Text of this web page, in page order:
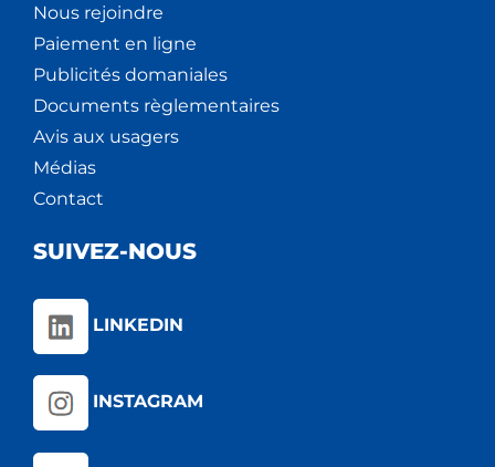
Nous rejoindre
Paiement en ligne
Publicités domaniales
Documents règlementaires
Avis aux usagers
Médias
Contact
SUIVEZ-NOUS
LINKEDIN
INSTAGRAM